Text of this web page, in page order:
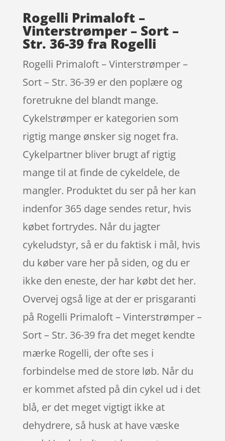
Rogelli Primaloft –
Vinterstrømper – Sort –
Str. 36-39 fra Rogelli
Rogelli Primaloft – Vinterstrømper –
Sort – Str. 36-39 er den poplære og
foretrukne del blandt mange.
Cykelstrømper er kategorien som
rigtig mange ønsker sig noget fra.
Cykelpartner bliver brugt af rigtig
mange til at finde de cykeldele, de
mangler. Produktet du ser på her kan
indenfor 365 dage sendes retur, hvis
købet fortrydes. Når du jagter
cykeludstyr, så er du faktisk i mål, hvis
du køber vare her på siden, og du er
ikke den eneste, der har købt det her.
Overvej også lige at der er prisgaranti
på Rogelli Primaloft – Vinterstrømper –
Sort – Str. 36-39 fra det meget kendte
mærke Rogelli, der ofte ses i
forbindelse med de store løb. Når du
er kommet afsted på din cykel ud i det
blå, er det meget vigtigt ikke at
dehydrere, så husk at have væske